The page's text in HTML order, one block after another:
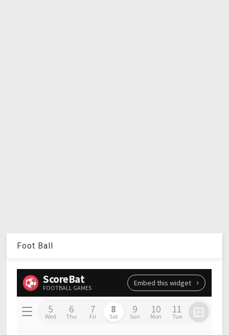
Foot Ball